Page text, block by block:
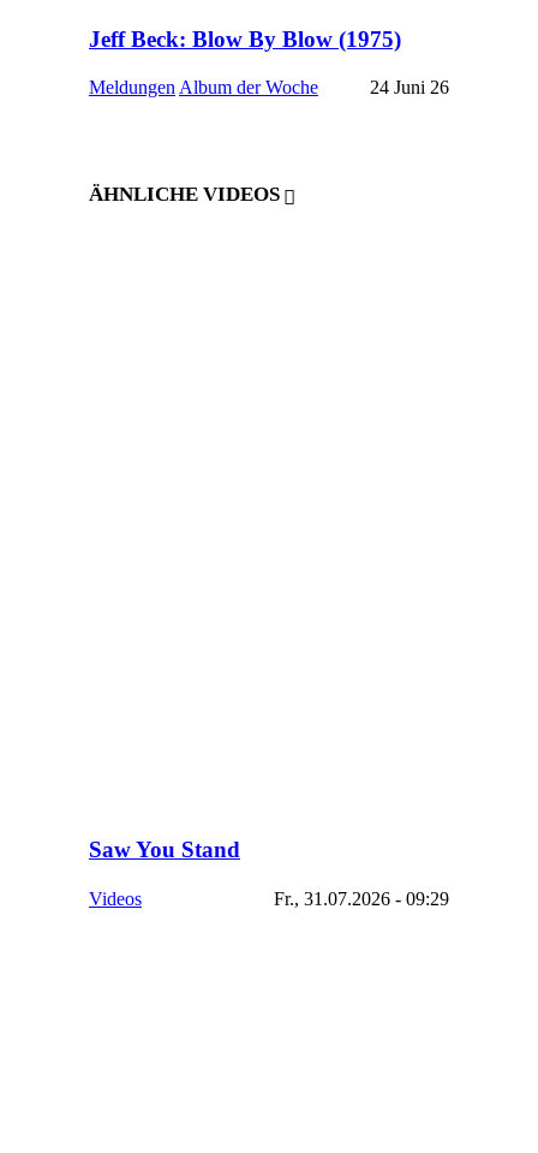
Jeff Beck: Blow By Blow (1975)
Meldungen Album der Woche 24 Juni 26
ÄHNLICHE VIDEOS
Saw You Stand
Videos Fr., 31.07.2026 - 09:29